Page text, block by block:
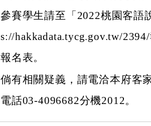
參賽學生請至「2022桃園客語
s://hakkadata.tycg.gov.tw/
報名表。
倘有相關疑義，請電洽本府客
電話03-4096682分機2012。